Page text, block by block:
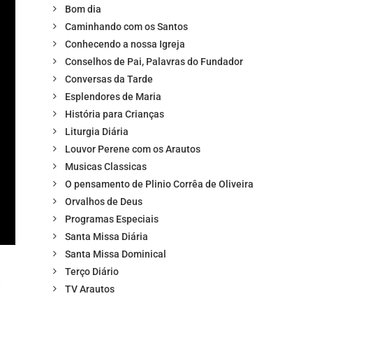
Bom dia
Caminhando com os Santos
Conhecendo a nossa Igreja
Conselhos de Pai, Palavras do Fundador
Conversas da Tarde
Esplendores de Maria
História para Crianças
Liturgia Diária
Louvor Perene com os Arautos
Musicas Classicas
O pensamento de Plinio Corrêa de Oliveira
Orvalhos de Deus
Programas Especiais
Santa Missa Diária
Santa Missa Dominical
Terço Diário
TV Arautos